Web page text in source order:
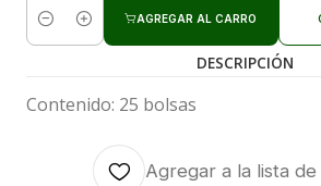
Cantidad
AGREGAR AL CARRO
DESCRIPCIÓN
Contenido: 25 bolsas
Agregar a la lista